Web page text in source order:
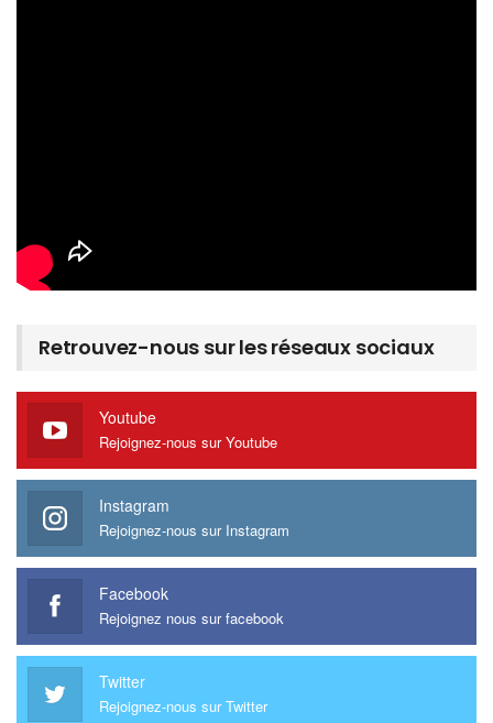
Retrouvez-nous sur les réseaux sociaux
Youtube
Rejoignez-nous sur Youtube
Instagram
Rejoignez-nous sur Instagram
Facebook
Rejoignez nous sur facebook
Twitter
Rejoignez-nous sur Twitter